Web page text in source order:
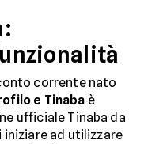
corrente nato
e Tinaba è
ufficiale Tinaba da
iniziare ad utilizzare